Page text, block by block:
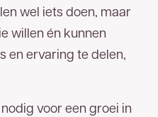
wel iets doen, maar
willen én kunnen
en ervaring te delen,
voor een groei in